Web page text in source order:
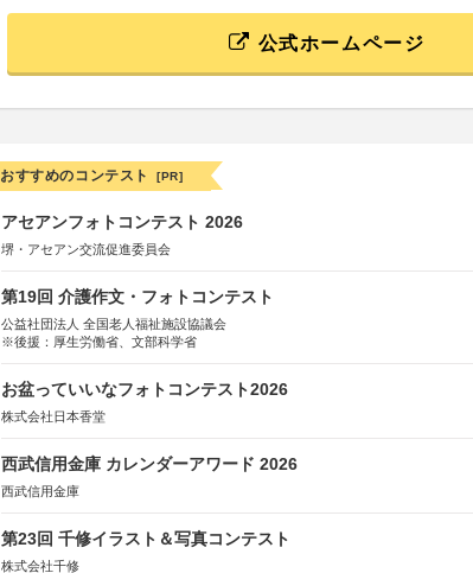
公式ホームページ
おすすめのコンテスト [PR]
アセアンフォトコンテスト 2026
堺・アセアン交流促進委員会
第19回 介護作文・フォトコンテスト
公益社団法人 全国老人福祉施設協議会
※後援：厚生労働省、文部科学省
お盆っていいなフォトコンテスト2026
株式会社日本香堂
西武信用金庫 カレンダーアワード 2026
西武信用金庫
第23回 千修イラスト＆写真コンテスト
株式会社千修